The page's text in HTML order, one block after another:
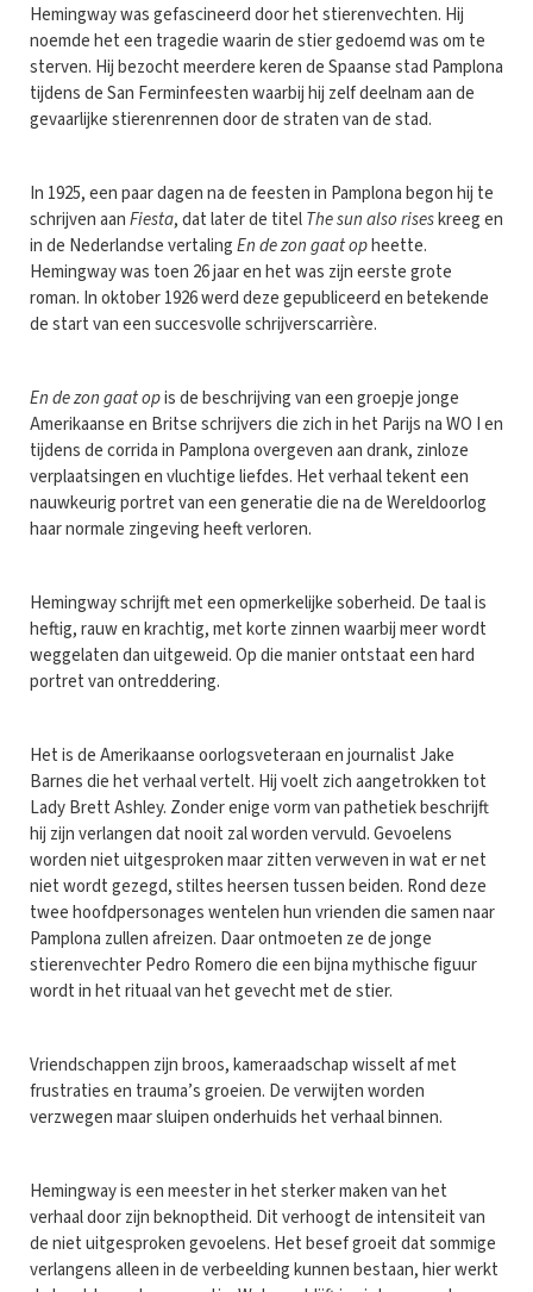
Hemingway was gefascineerd door het stierenvechten. Hij
noemde het een tragedie waarin de stier gedoemd was om te
sterven. Hij bezocht meerdere keren de Spaanse stad Pamplona
tijdens de San Ferminfeesten waarbij hij zelf deelnam aan de
gevaarlijke stierenrennen door de straten van de stad.
In 1925, een paar dagen na de feesten in Pamplona begon hij te
schrijven aanFiesta, dat later de titelThe sun also riseskreeg en
in de Nederlandse vertalingEn de zon gaat opheette.
Hemingway was toen 26 jaar en het was zijn eerste grote
roman. In oktober 1926 werd deze gepubliceerd en betekende
de start van een succesvolle schrijverscarrière.
En de zon gaat opis de beschrijving van een groepje jonge
Amerikaanse en Britse schrijvers die zich in het Parijs na WO I en
tijdens de corrida in Pamplona overgeven aan drank, zinloze
verplaatsingen en vluchtige liefdes. Het verhaal tekent een
nauwkeurig portret van een generatie die na de Wereldoorlog
haar normale zingeving heeft verloren.
Hemingway schrijft met een opmerkelijke soberheid. De taal is
heftig, rauw en krachtig, met korte zinnen waarbij meer wordt
weggelaten dan uitgeweid. Op die manier ontstaat een hard
portret van ontreddering.
Het is de Amerikaanse oorlogsveteraan en journalist Jake
Barnes die het verhaal vertelt. Hij voelt zich aangetrokken tot
Lady Brett Ashley. Zonder enige vorm van pathetiek beschrijft
hij zijn verlangen dat nooit zal worden vervuld. Gevoelens
worden niet uitgesproken maar zitten verweven in wat er net
niet wordt gezegd, stiltes heersen tussen beiden. Rond deze
twee hoofdpersonages wentelen hun vrienden die samen naar
Pamplona zullen afreizen. Daar ontmoeten ze de jonge
stierenvechter Pedro Romero die een bijna mythische figuur
wordt in het rituaal van het gevecht met de stier.
Vriendschappen zijn broos, kameraadschap wisselt af met
frustraties en trauma’s groeien. De verwijten worden
verzwegen maar sluipen onderhuids het verhaal binnen.
Hemingway is een meester in het sterker maken van het
verhaal door zijn beknoptheid. Dit verhoogt de intensiteit van
de niet uitgesproken gevoelens. Het besef groeit dat sommige
verlangens alleen in de verbeelding kunnen bestaan, hier werkt